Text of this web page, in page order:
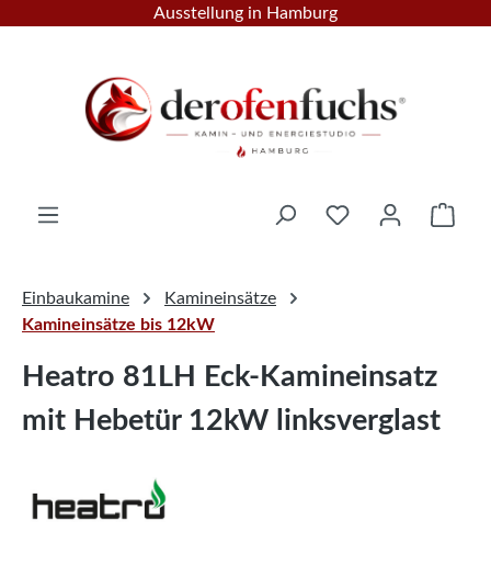
Zum Hauptinhalt springen
Ausstellung in Hamburg
Einbaukamine
Kamineinsätze
Kamineinsätze bis 12kW
Heatro 81LH Eck-Kamineinsatz
mit Hebetür 12kW linksverglast